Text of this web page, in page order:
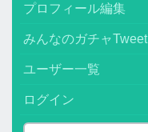
プロフィール編集
みんなのガチャTweet
ユーザー一覧
ログイン